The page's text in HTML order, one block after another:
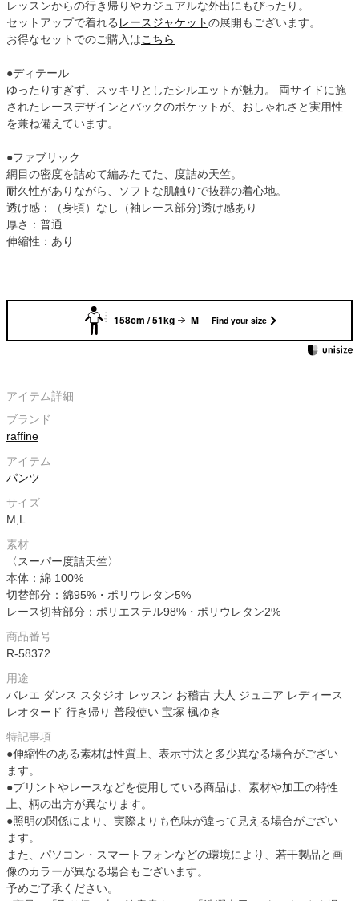
レッスンからの行き帰りやカジュアルな外出にもぴったり。
セットアップで着れる レースジャケットの展開もございます。
お得なセットでのご購入はこちら
●ディテール
ゆったりすぎず、スッキリとしたシルエットが魅力。 両サイドに施
されたレースデザインとバックのポケットが、おしゃれさと実用性
を兼ね備えています。
●ファブリック
網目の密度を詰めて編みたてた、度詰め天竺。
耐久性がありながら、ソフトな肌触りで抜群の着心地。
透け感：（身頃）なし（袖レース部分)透け感あり
厚さ：普通
伸縮性：あり
158cm / 51kg M Find your size
アイテム詳細
ブランド
raffine
アイテム
パンツ
サイズ
M,L
素材
〈スーパー度詰天竺〉
本体：綿 100%
切替部分：綿95%・ポリウレタン5%
レース切替部分：ポリエステル98%・ポリウレタン2%
商品番号
R-58372
用途
バレエ ダンス スタジオ レッスン お稽古 大人 ジュニア レディース
レオタード 行き帰り 普段使い 宝塚 楓ゆき
特記事項
●伸縮性のある素材は性質上、表示寸法と多少異なる場合がござい
ます。
●プリントやレースなどを使用している商品は、素材や加工の特性
上、柄の出方が異なります。
●照明の関係により、実際よりも色味が違って見える場合がござい
ます。
また、パソコン・スマートフォンなどの環境により、若干製品と画
像のカラーが異なる場合もございます。
予めご了承ください。